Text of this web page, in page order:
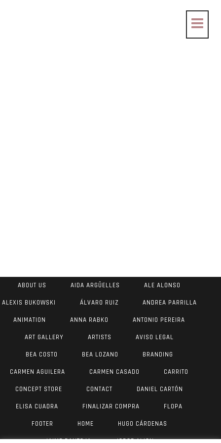
ABOUT US AIDA ARGÜELLES ALE ALONSO
ALEXIS BUKOWSKI ÁLVARO RUIZ ANDREA PARRILLA
ANIMATION ANNA RABKO ANTONIO PEREIRA
ART GALLERY ARTISTS AVISO LEGAL
BEA COSTO BEA LOZANO BRANDING
CARMEN AGUILERA CARMEN CASADO CARRITO
CONCEPT STORE CONTACT DANIEL CARTÓN
ELISA CUADRA FINALIZAR COMPRA FLOPA
FOOTER HOME HUGO CÁRDENAS
JAIME PANTOJA JORGE AIJON